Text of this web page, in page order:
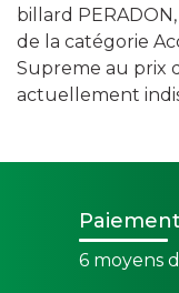
billard
de la catégorie
Supreme au prix
actuellement
Paiement
6 moyens